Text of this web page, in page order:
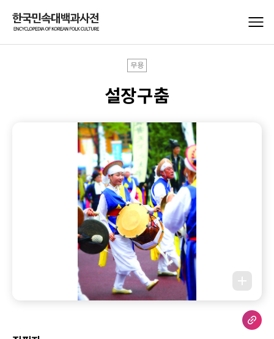
무용
설장구춤